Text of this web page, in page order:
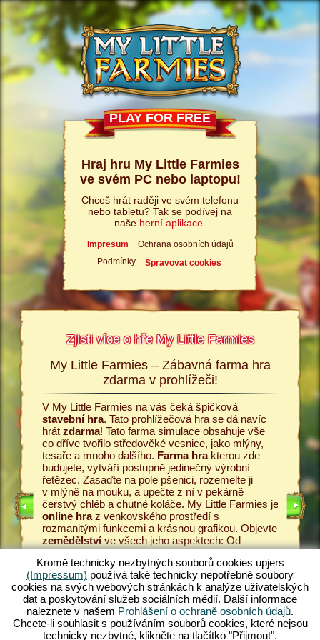
PLAY FOR FREE
Hraj hru My Little Farmies
ve svém PC nebo laptopu!
Chceš hrát raději ve svém telefonu
nebo tabletu? Tak se podívej na
naše herní aplikace
Impresum
Ochrana osobních údajů
Podmínky
Spravovat cookies
Zjisti více o hře My Little Farmies
a k
My Little Farmies – Zábavná farma hra
zdarma v prohlížeči!
V My Little Farmies na vás čeká špičková
stavební hra. Tato prohlížečová hra se dá navíc
hrát zdarma! Tato farma simulace obsahuje vše
co dříve tvořilo středověké vesnice, jako mlýny,
tesaře a mnoho dalšího. Farma hrakterou zde
budujete, vytváří postupně jedinečný výrobní
řetězec. Zasaďte na pole pšenici, rozemelte ji
v mlýně na mouku, a upečte z ní v pekárně
čerstvý chléb a chutné koláče. My Little Farmies je
online hraz venkovského prostředí s
rozmanitými funkcemi a krásnou grafikou. Objevte
zemědělstvíve všech jeho aspektech: Od
pěstování zeleniny k chovu hospodářských zvířat.
Setkáte se s tradičnímihospodářskými zvířaty,
jako je prase kadeřavé Mangalica nebo nádherná
hedvábnička bílá Vytvářejte dechberoucí rozkvetlé
krajiny v My Little Farmies – hraj nyní zdarma.
Nejlepší online hrav prohlížeči!
Vše
Little
nabízí i
kvalitní
hryv
vámi
řetězec
zdarma
Kromě technicky nezbytných souborů cookies upjers
(Impressum) používá také technicky nepotřebné soubory
cookies na svých webových stránkách k analýze uživatelských
dat a poskytování služeb sociálních médií. Další informace
naleznete v našem Prohlášení o ochraně osobních údajů.
Chcete-li souhlasit s používáním souborů cookies, které nejsou
technicky nezbytné, klikněte na tlačítko "Přijmout".